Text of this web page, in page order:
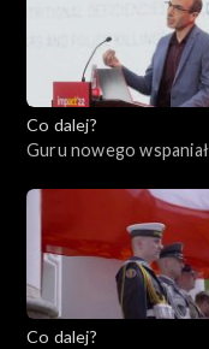
Co dalej?
Guru nowego
człowieczeństwa?,
Co dalej?